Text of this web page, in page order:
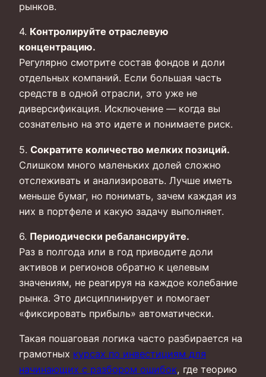
рынков.
4. Контролируйте отраслевую
концентрацию.
Регулярно смотрите состав фондов и доли
отдельных компаний. Если большая часть
средств в одной отрасли, это уже не
диверсификация. Исключение — когда вы
сознательно на это идете и понимаете риск.
5. Сократите количество мелких позиций.
Слишком много маленьких долей сложно
отслеживать и анализировать. Лучше иметь
меньше бумаг, но понимать, зачем каждая из
них в портфеле и какую задачу выполняет.
6. Периодически ребалансируйте.
Раз в полгода или в год приводите доли
активов и регионов обратно к целевым
значениям, не реагируя на каждое колебание
рынка. Это дисциплинирует и помогает
«фиксировать прибыль» автоматически.
Такая пошаговая логика часто разбирается на
грамотных курсах по инвестициям для
начинающих с разбором ошибок, где теорию